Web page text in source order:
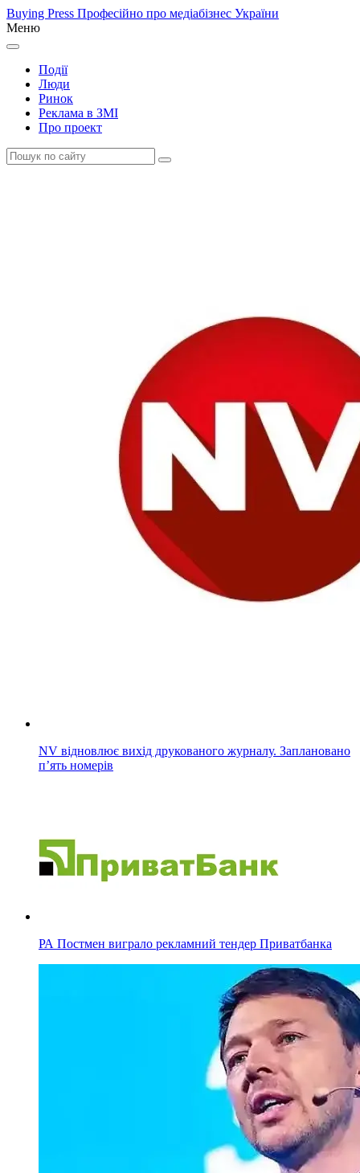
Buying Press Професійно про медіабізнес України
Меню
Події
Люди
Ринок
Реклама в ЗМІ
Про проект
NV відновлює вихід друкованого журналу. Заплановано
п’ять номерів
РА Постмен виграло рекламний тендер Приватбанка